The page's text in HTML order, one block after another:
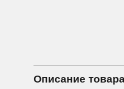
Описание